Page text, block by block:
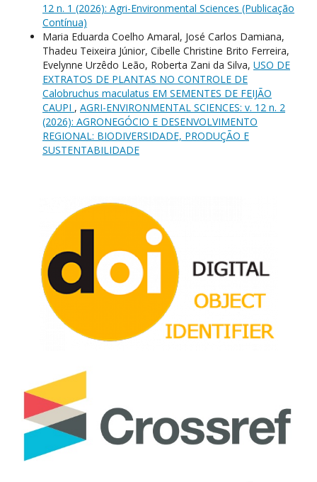
12 n. 1 (2026): Agri-Environmental Sciences (Publicação
Contínua)
Maria Eduarda Coelho Amaral, José Carlos Damiana,
Thadeu Teixeira Júnior, Cibelle Christine Brito Ferreira,
Evelynne Urzêdo Leão, Roberta Zani da Silva, USO DE
EXTRATOS DE PLANTAS NO CONTROLE DE
Calobruchus maculatus EM SEMENTES DE FEIJÃO
CAUPI , AGRI-ENVIRONMENTAL SCIENCES: v. 12 n. 2
(2026): AGRONEGÓCIO E DESENVOLVIMENTO
REGIONAL: BIODIVERSIDADE, PRODUÇÃO E
SUSTENTABILIDADE